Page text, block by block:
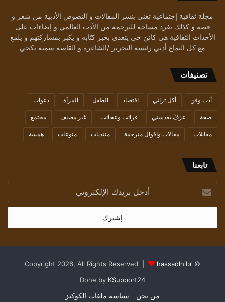
مجلة ثقافية إجتماعية تعنى بنشر المقالات و النصوص الأدبية من شعر و
قصة و كذلك تفرد مساحة للترجمة من الأدب العالمي و إضاءات على
الأحداث الثقافية هي كائن حي يتغذى بحبر كتّابه و يكبر بمشاركتهم و يلمع
مع كل التماع أدبي رئيسة التحرير /الشاعرة و القاصة سمية تكجي
تصنيفات
أدب وفن أكل تراثي اقتصاد الطفل المرأة دعوات
صحة عزفٌ بعدستي غرائب وعجائب غير مصنف مجتمع
مقابلات مقالات واقوال مترجمة منتديات منوعات همسة
تابعنا
أدخل
بريدك
الإلكتروني
© Copyright 2026, All Rights Reserved |
hassadlhibr
Done by KSupport24
من نحن سياسة ملفات الكوكيز